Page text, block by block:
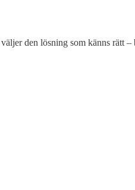
den lösning som känns rätt –